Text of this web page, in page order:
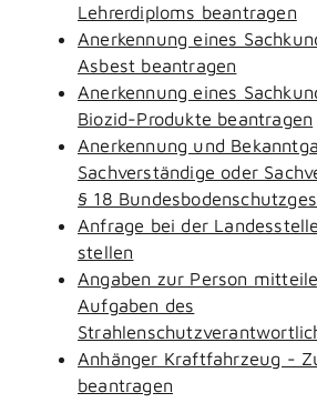
Lehrerdiploms beantragen
Anerkennung eines
Asbest beantragen
Anerkennung eines
Biozid-Produkte beantragen
Anerkennung und
Sachverständige oder
§ 18
Anfrage bei der
stellen
Angaben zur Person
Aufgaben des
Anhänger Kraftfahrzeug -
beantragen